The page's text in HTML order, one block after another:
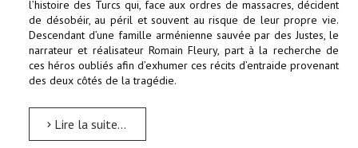
l’histoire des Turcs qui, face aux ordres de massacres, décident
de désobéir, au péril et souvent au risque de leur propre vie.
Descendant d’une famille arménienne sauvée par des Justes, le
narrateur et réalisateur Romain Fleury, part à la recherche de
ces héros oubliés afin d’exhumer ces récits d’entraide provenant
des deux côtés de la tragédie.
Lire la suite...